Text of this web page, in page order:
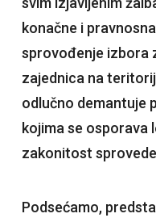
konačne i
sprovođenje izbora
zajednica na
odlučno demantuje
kojima se osporava
zakonitost
Podsećamo,